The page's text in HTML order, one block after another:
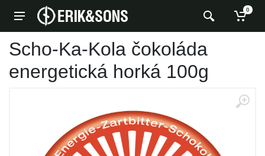
0
Scho-Ka-Kola čokoláda
energetická horká 100g